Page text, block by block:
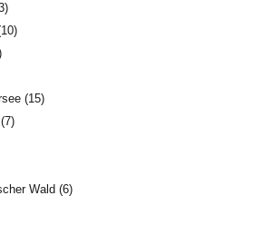
(15)
(7)
Wald (6)